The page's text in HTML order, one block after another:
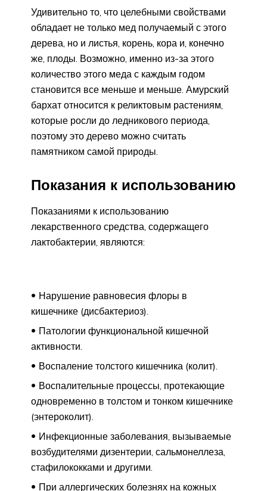
Удивительно то, что целебными свойствами
обладает не только мед получаемый с этого
дерева, но и листья, корень, кора и, конечно
же, плоды. Возможно, именно из-за этого
количество этого меда с каждым годом
становится все меньше и меньше. Амурский
бархат относится к реликтовым растениям,
которые росли до ледникового периода,
поэтому это дерево можно считать
памятником самой природы.
Показания к использованию
Показаниями к использованию
лекарственного средства, содержащего
лактобактерии, являются:
Нарушение равновесия флоры в
кишечнике (дисбактериоз).
Патологии функциональной кишечной
активности.
Воспаление толстого кишечника (колит).
Воспалительные процессы, протекающие
одновременно в толстом и тонком кишечнике
(энтероколит).
Инфекционные заболевания, вызываемые
возбудителями дизентерии, сальмонеллеза,
стафилококками и другими.
При аллергических болезнях на кожных